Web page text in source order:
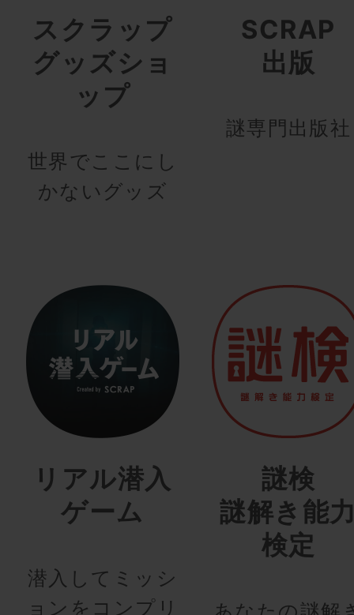
スクラップ
グッズショ
ップ
世界でここにし
かないグッズ
SCRAP
出版
謎専門出版社
リアル潜入
ゲーム
潜入してミッシ
ョンをコンプリ
謎検
謎解き能
検定